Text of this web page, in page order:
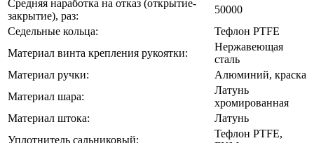
Средняя наработка на отказ (открытие-
закрытие), раз:
50000
Седельные кольца:
Тефлон PTFE
Материал винта крепления рукоятки:
Нержавеющая
сталь
Материал ручки:
Алюминий, краска
Материал шара:
Латунь
хромированная
Материал штока:
Латунь
Уплотнитель сальниковый:
Тефлон PTFE,